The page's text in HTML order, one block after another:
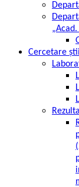
Cercetare